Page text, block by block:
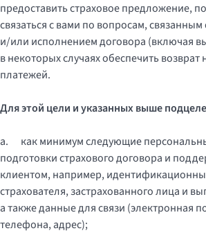
предоставить страховое предложение,
связаться с вами по вопросам, связанным
и/или исполнением договора (включая
в некоторых случаях обеспечить
платежей.
Для этой цели и указанных выше
a. как минимум следующие
подготовки страхового договора и
клиентом, например,
страхователя, застрахованного лица и
а также данные для связи (электронная
телефона, адрес);